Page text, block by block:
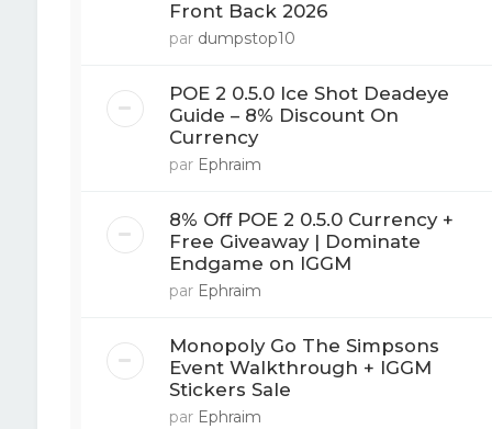
Front Back 2026
par dumpstop10
POE 2 0.5.0 Ice Shot Deadeye
Guide – 8% Discount On
Currency
par Ephraim
8% Off POE 2 0.5.0 Currency +
Free Giveaway | Dominate
Endgame on IGGM
par Ephraim
Monopoly Go The Simpsons
Event Walkthrough + IGGM
Stickers Sale
par Ephraim